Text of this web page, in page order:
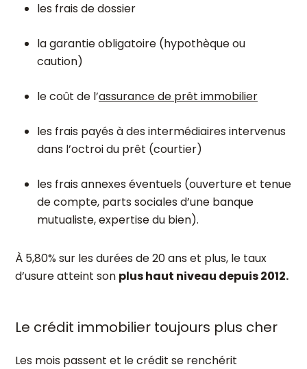
les frais de dossier
la garantie obligatoire (hypothèque ou
caution)
le coût de l’assurance de prêt immobilier
les frais payés à des intermédiaires intervenus
dans l’octroi du prêt (courtier)
les frais annexes éventuels (ouverture et tenue
de compte, parts sociales d’une banque
mutualiste, expertise du bien).
À 5,80% sur les durées de 20 ans et plus, le taux
d’usure atteint son plus haut niveau depuis 2012.
Le crédit immobilier toujours plus cher
Les mois passent et le crédit se renchérit